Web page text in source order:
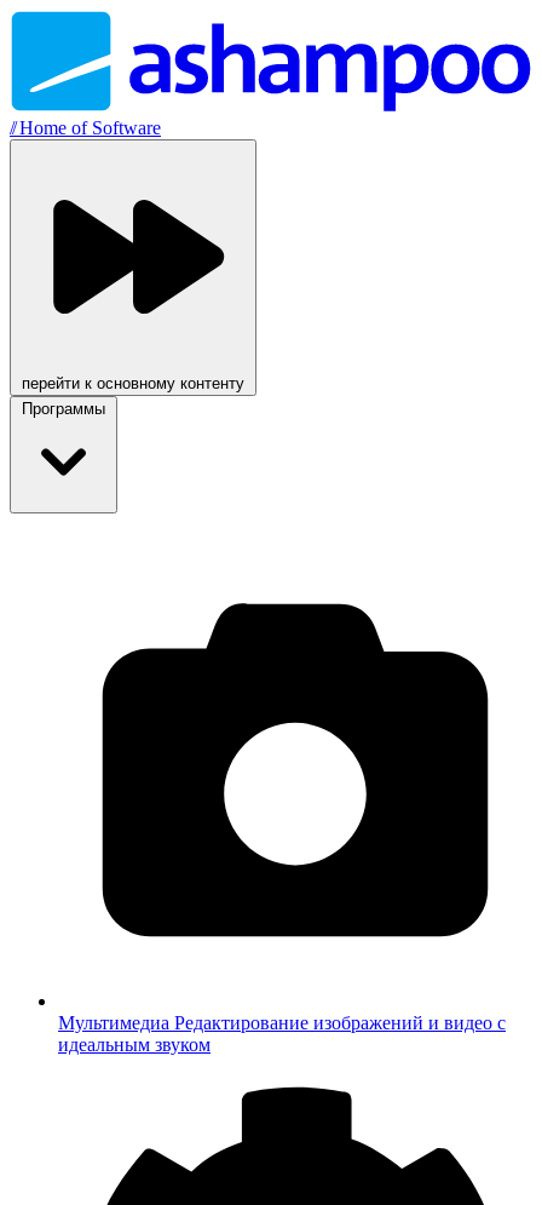
//Home of Software
перейти к основному контенту
Программы
Мультимедиа Редактирование изображений и видео с
идеальным звуком